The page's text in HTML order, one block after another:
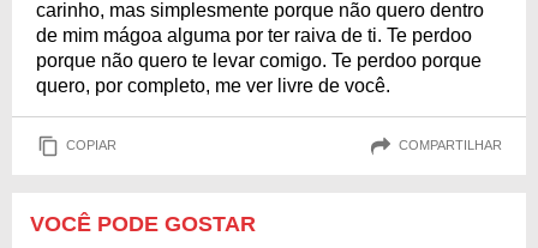
carinho, mas simplesmente porque não quero dentro
de mim mágoa alguma por ter raiva de ti. Te perdoo
porque não quero te levar comigo. Te perdoo porque
quero, por completo, me ver livre de você.
COPIAR COMPARTILHAR
VOCÊ PODE GOSTAR